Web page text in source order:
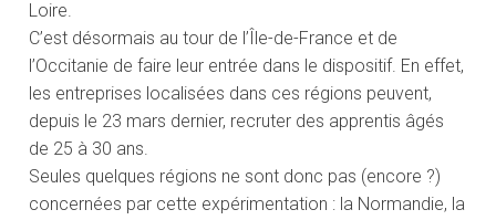
Loire.
C’est désormais au tour de l’Île-de-France et de
l’Occitanie de faire leur entrée dans le dispositif. En effet,
les entreprises localisées dans ces régions peuvent,
depuis le 23 mars dernier, recruter des apprentis âgés
de 25 à 30 ans.
Seules quelques régions ne sont donc pas (encore ?)
concernées par cette expérimentation : la Normandie, la